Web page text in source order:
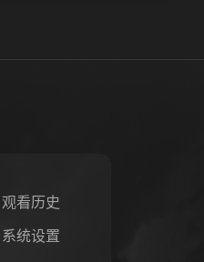
观看历史
系统设置